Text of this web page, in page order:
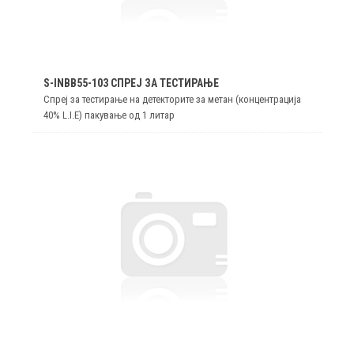
S-INBB55-103 СПРЕЈ ЗА ТЕСТИРАЊЕ
Спреј за тестирање на детекторите за метан (концентрација
40% L.I.E) пакување од 1 литар